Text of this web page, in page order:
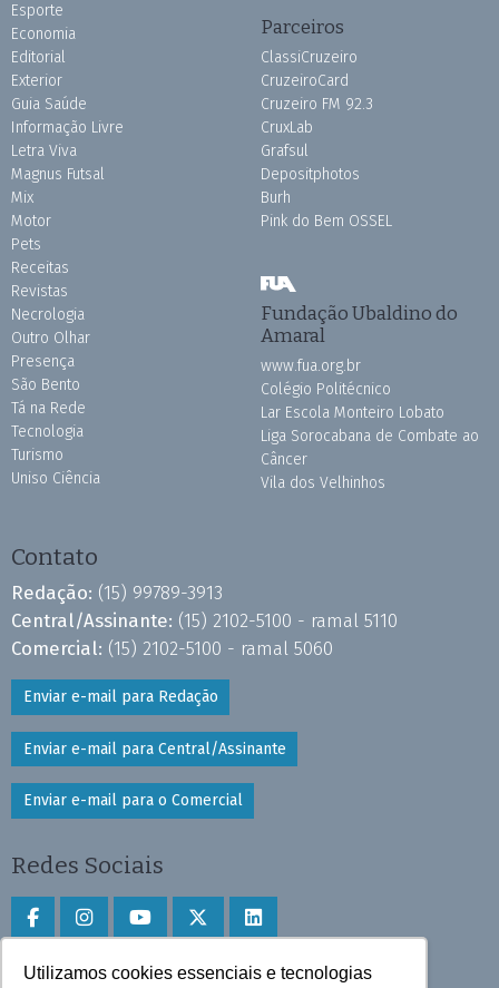
Utilizamos cookies essenciais e tecnologias
Esporte
Economia
Editorial
Exterior
Guia Saúde
Informação Livre
Letra Viva
Magnus Futsal
Mix
Motor
Pets
Receitas
Revistas
Necrologia
Outro Olhar
Presença
São Bento
Tá na Rede
Tecnologia
Turismo
Uniso Ciência
Parceiros
ClassiCruzeiro
CruzeiroCard
Cruzeiro FM 92.3
CruxLab
Grafsul
Depositphotos
Burh
Pink do Bem OSSEL
Fundação Ubaldino do
Amaral
www.fua.org.br
Colégio Politécnico
Lar Escola Monteiro Lobato
Liga Sorocabana de Combate ao
Câncer
Vila dos Velhinhos
Contato
Redação: (15) 99789-3913
Central/Assinante: (15) 2102-5100 - ramal 5110
Comercial: (15) 2102-5100 - ramal 5060
Enviar e-mail para Redação
Enviar e-mail para Central/Assinante
Enviar e-mail para o Comercial
Redes Sociais